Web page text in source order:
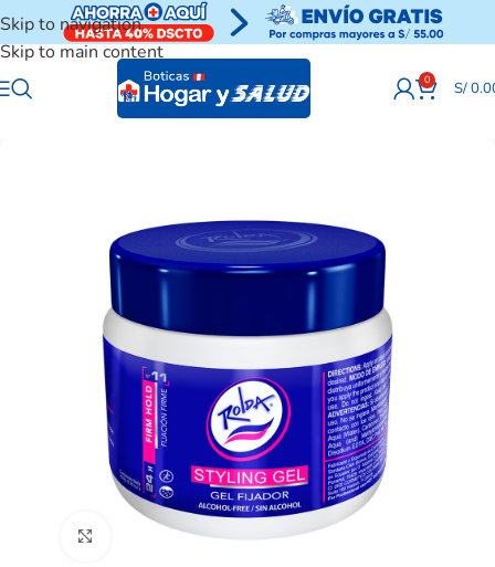
Skip to navigation
Skip to main content
0 S/
Clic para ampliar